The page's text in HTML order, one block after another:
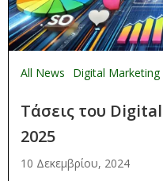
All News Digital Marketing
Τάσεις του
2025
10 Δεκεμβρίου, 2024